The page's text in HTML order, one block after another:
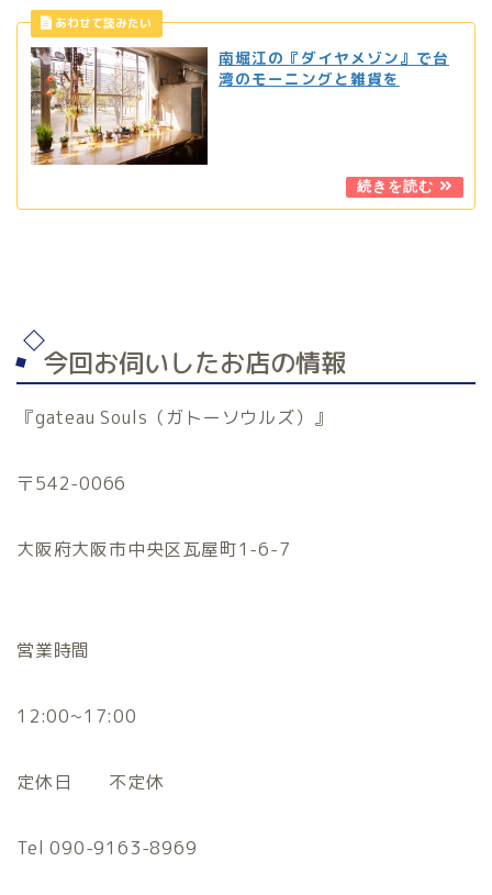
南堀江の『ダイヤメゾン』で台
湾のモーニングと雑貨を
今回お伺いしたお店の情報
『gateau Souls（ガトーソウルズ）』
〒542-0066
大阪府大阪市中央区瓦屋町1-6-7
営業時間
12:00~17:00
定休日 不定休
Tel 090-9163-8969